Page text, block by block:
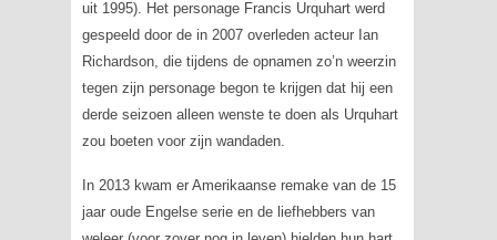
uit 1995). Het personage Francis Urquhart werd
gespeeld door de in 2007 overleden acteur Ian
Richardson, die tijdens de opnamen zo’n weerzin
tegen zijn personage begon te krijgen dat hij een
derde seizoen alleen wenste te doen als Urquhart
zou boeten voor zijn wandaden.
In 2013 kwam er Amerikaanse remake van de 15
jaar oude Engelse serie en de liefhebbers van